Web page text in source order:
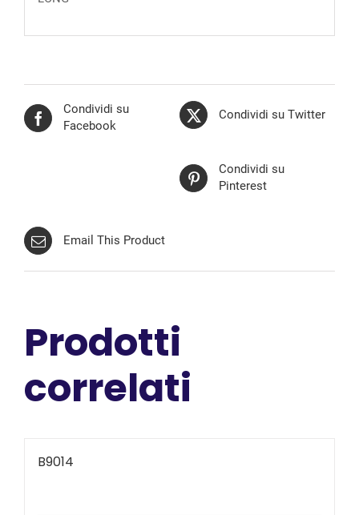
Condividi su
Facebook
Condividi su Twitter
Condividi su
Pinterest
Email This Product
Prodotti
correlati
B9014